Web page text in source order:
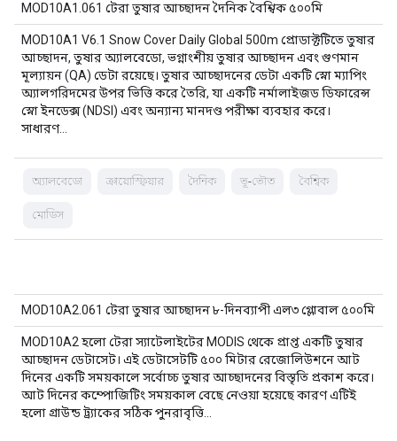
MOD10A1.061 টেরা তুষার আচ্ছাদন দৈনিক বৈশ্বিক ৫০০মি
MOD10A1 V6.1 Snow Cover Daily Global 500m প্রোডাক্টটিতে তুষার
আচ্ছাদন, তুষার অ্যালবেডো, ভগ্নাংশীয় তুষার আচ্ছাদন এবং গুণমান
মূল্যায়ন (QA) ডেটা রয়েছে। তুষার আচ্ছাদনের ডেটা একটি স্নো ম্যাপিং
অ্যালগরিদমের উপর ভিত্তি করে তৈরি, যা একটি নর্মালাইজড ডিফারেন্স
স্নো ইনডেক্স (NDSI) এবং অন্যান্য মানদণ্ড পরীক্ষা ব্যবহার করে।
সাধারণ…
অ্যালবেডো ক্রায়োস্ফিয়ার দৈনিক ভূ-ভৌত বৈশ্বিক
মোডিস
MOD10A2.061 টেরা তুষার আচ্ছাদন ৮-দিনব্যাপী এল৩ গ্লোবাল ৫০০মি
MOD10A2 হলো টেরা স্যাটেলাইটের MODIS থেকে প্রাপ্ত একটি তুষার
আচ্ছাদন ডেটাসেট। এই ডেটাসেটটি ৫০০ মিটার রেজোলিউশনে আট
দিনের একটি সময়কালে সর্বোচ্চ তুষার আচ্ছাদনের বিস্তৃতি প্রকাশ করে।
আট দিনের কম্পোজিটিং সময়কাল বেছে নেওয়া হয়েছে কারণ এটিই
হলো গ্রাউন্ড ট্র্যাকের সঠিক পুনরাবৃত্তি…